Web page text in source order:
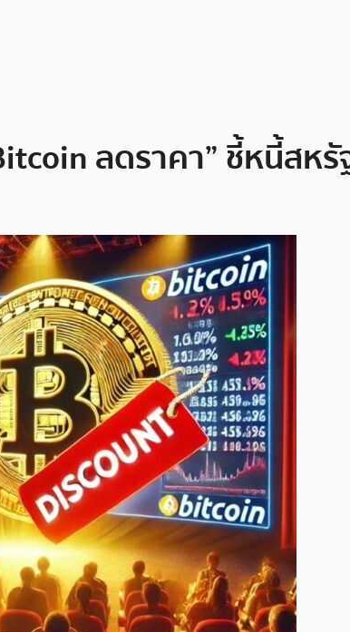
ลดราคา” ชี้หนี้สห